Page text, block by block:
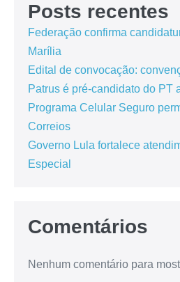
Posts recentes
Federação confirma
Marília
Edital de convocação:
Patrus é pré-candidato do PT
Programa Celular Seguro
Correios
Governo Lula fortalece
Especial
Comentários
Nenhum comentário para